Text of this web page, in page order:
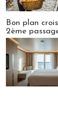
Bon plan
2ème